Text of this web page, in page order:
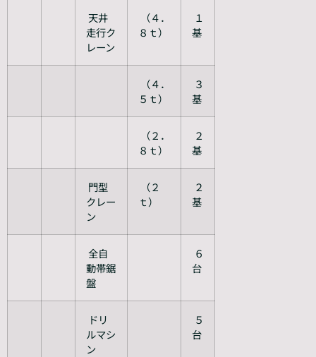
天井
走行ク
レーン
（４．
８ｔ）
１
基
（４．
５ｔ）
３
基
（２．
８ｔ）
２
基
門型
クレー
ン
（２
ｔ）
２
基
全自
動帯鋸
盤
６
台
ドリ
ルマシ
ン
５
台